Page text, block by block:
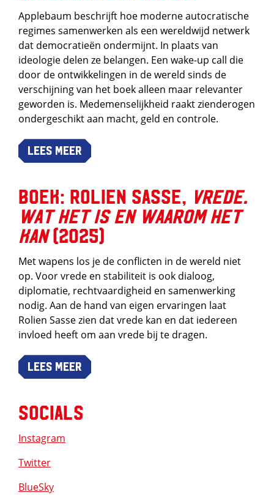
Applebaum beschrijft hoe moderne autocratische
regimes samenwerken als een wereldwijd netwerk
dat democratieën ondermijnt. In plaats van
ideologie delen ze belangen. Een wake-up call die
door de ontwikkelingen in de wereld sinds de
verschijning van het boek alleen maar relevanter
geworden is. Medemenselijkheid raakt zienderogen
ondergeschikt aan macht, geld en controle.
Lees meer
Boek: Rolien Sasse,
Vrede.
Wat het is en waarom het
kan(2025)
Met wapens los je de conflicten in de wereld niet
op. Voor vrede en stabiliteit is ook dialoog,
diplomatie, rechtvaardigheid en samenwerking
nodig. Aan de hand van eigen ervaringen laat
Rolien Sasse zien dat vrede kan en dat iedereen
invloed heeft om aan vrede bij te dragen.
Lees meer
Socials
Instagram
Twitter
BlueSky